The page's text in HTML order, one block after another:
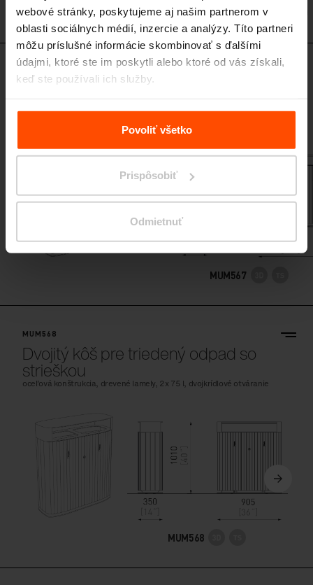
webové stránky, poskytujeme aj našim partnerom v
oblasti sociálnych médií, inzercie a analýzy. Títo partneri
môžu príslušné informácie skombinovať s ďalšími
údajmi, ktoré ste im poskytli alebo ktoré od vás získali,
keď ste používali ich služby.
Viac informácií nájdete na stránkeZásady zpracování
Povoliť všetko
Prispôsobiť
Odmietnuť
MUM566
Trojitý kôš pre triedený odpad so
strieškou
MUM567
MUM568
Dvojitý kôš pre triedený odpad so
strieškou
oceľová konštrukcia, drevené lamely, 2x 75 l, dvojkrídlové otváranie